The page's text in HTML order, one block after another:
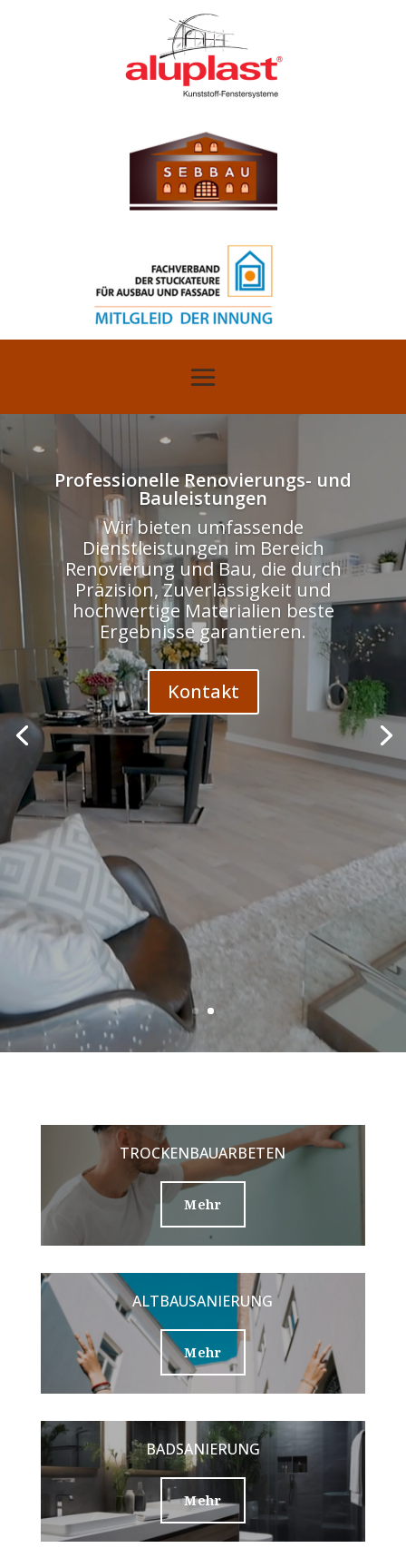
Professionelle Renovierungs- und
Bauleistungen
Wir bieten umfassende
Dienstleistungen im Bereich
Renovierung und Bau, die durch
Präzision, Zuverlässigkeit und
hochwertige Materialien beste
Ergebnisse garantieren.
Kontakt
video
TROCKENBAUARBETEN
Mehr
ALTBAUSANIERUNG
Mehr
BADSANIERUNG
Mehr